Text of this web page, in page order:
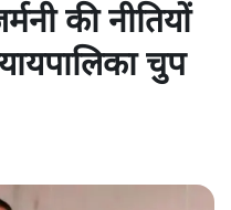
की नीतियों
चुप